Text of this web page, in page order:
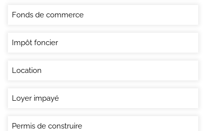
Fonds de commerce
Impôt foncier
Location
Loyer impayé
Permis de construire